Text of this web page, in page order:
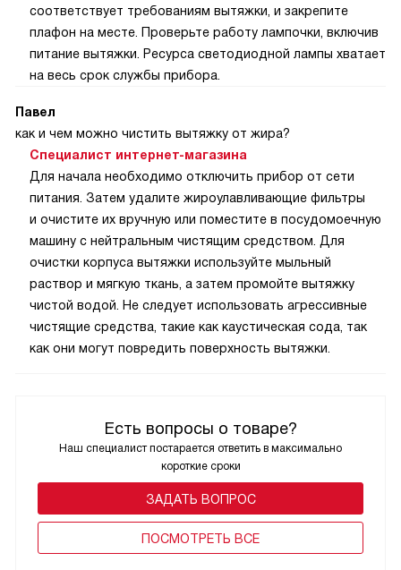
Есть вопросы о товаре?
Наш специалист постарается ответить в максимально
короткие сроки
ЗАДАТЬ ВОПРОС
ПОCМОТРЕТЬ ВСЕ
соответствует требованиям вытяжки, и закрепите
плафон на месте. Проверьте работу лампочки, включив
питание вытяжки. Ресурса светодиодной лампы хватает
на весь срок службы прибора.
Павел
как и чем можно чистить вытяжку от жира?
Специалист интернет-магазина
Для начала необходимо отключить прибор от сети
питания. Затем удалите жироулавливающие фильтры
и очистите их вручную или поместите в посудомоечную
машину с нейтральным чистящим средством. Для
очистки корпуса вытяжки используйте мыльный
раствор и мягкую ткань, а затем промойте вытяжку
чистой водой. Не следует использовать агрессивные
чистящие средства, такие как каустическая сода, так
как они могут повредить поверхность вытяжки.